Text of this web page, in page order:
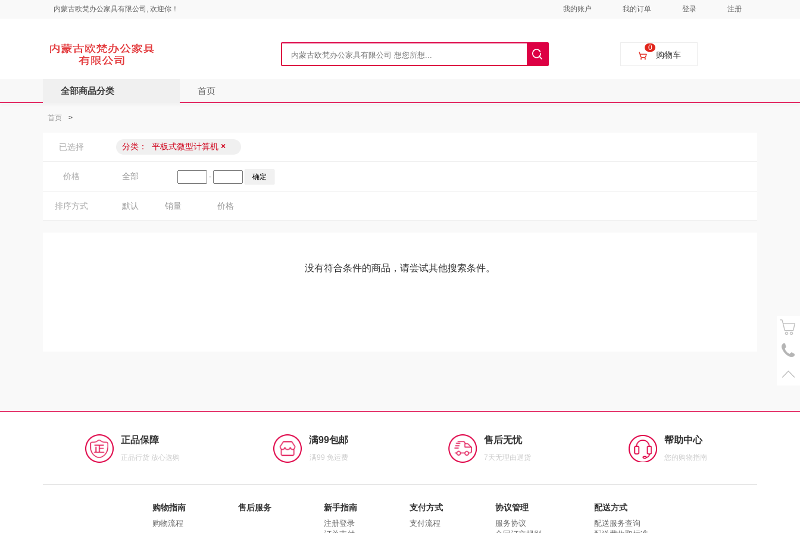
内蒙古欧梵办公家具有限公司, 欢迎你！ 我的账户 我的订单 登录 注册
购物车
0
全部商品分类 首页
首页 >
已选择 分类： 平板式微型计算机 ×
价格 全部 -
排序方式 默认 销量 价格
没有符合条件的商品，请尝试其他搜索条件。
正品保障
正品行货 放心选购
满99包邮
满99 免运费
售后无忧
7天无理由退货
帮助中心
您的购物指南
购物指南
购物流程
售后服务 新手指南
注册登录
支付方式
支付流程
协议管理
服务协议
配送方式
配送服务查询